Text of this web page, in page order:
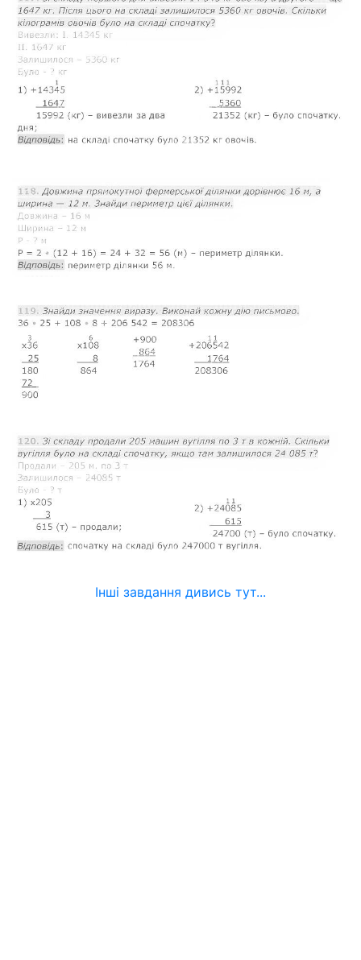
Інші завдання дивись тут...